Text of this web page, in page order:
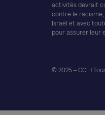
activités devrait
contre le
Israël et avec
pour assurer leur
© 2025 – CCLJ